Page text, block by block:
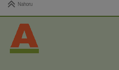
Nahoru